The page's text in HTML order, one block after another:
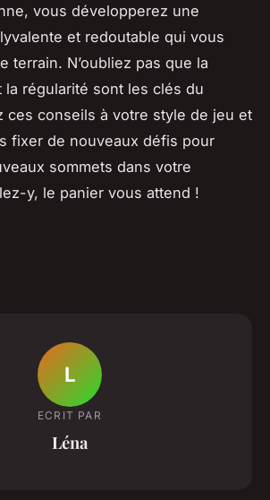
vous développerez une
et redoutable qui vous
terrain. N’oubliez pas que la
la régularité sont les clés du
ces conseils à votre style de jeu et
fixer de nouveaux défis pour
sommets dans votre
y, le panier vous attend !
L
ECRIT PAR
Léna